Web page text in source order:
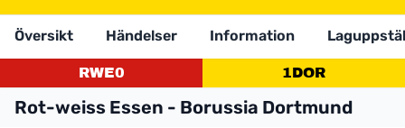
Översikt Händelser Information
RWE0 1DOR
Rot-weiss Essen - Borussia Dortmund